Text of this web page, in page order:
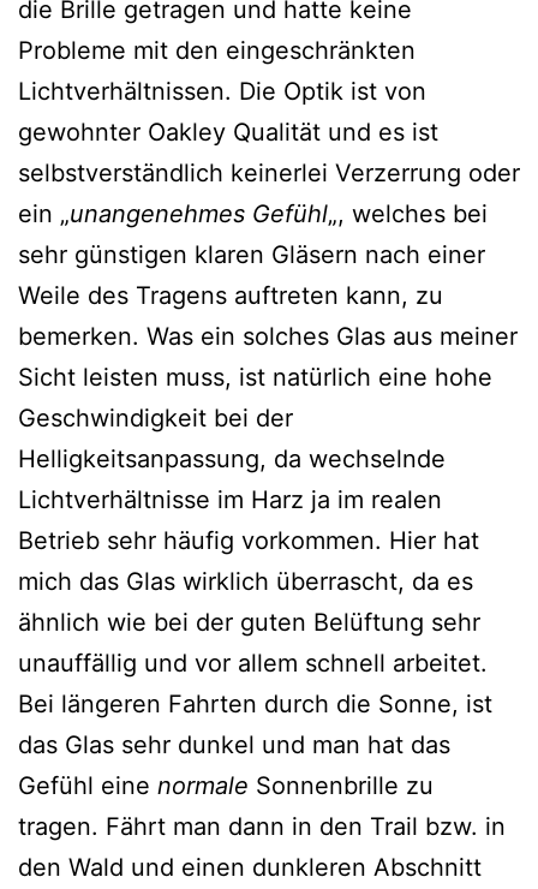
die Brille getragen und hatte keine
Probleme mit den eingeschränkten
Lichtverhältnissen. Die Optik ist von
gewohnter Oakley Qualität und es ist
selbstverständlich keinerlei Verzerrung oder
ein „unangenehmes Gefühl„, welches bei
sehr günstigen klaren Gläsern nach einer
Weile des Tragens auftreten kann, zu
bemerken. Was ein solches Glas aus meiner
Sicht leisten muss, ist natürlich eine hohe
Geschwindigkeit bei der
Helligkeitsanpassung, da wechselnde
Lichtverhältnisse im Harz ja im realen
Betrieb sehr häufig vorkommen. Hier hat
mich das Glas wirklich überrascht, da es
ähnlich wie bei der guten Belüftung sehr
unauffällig und vor allem schnell arbeitet.
Bei längeren Fahrten durch die Sonne, ist
das Glas sehr dunkel und man hat das
Gefühl eine normale Sonnenbrille zu
tragen. Fährt man dann in den Trail bzw. in
den Wald und einen dunkleren Abschnitt